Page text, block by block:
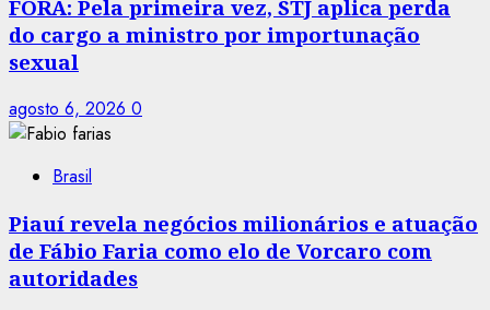
FORA: Pela primeira vez, STJ aplica perda
do cargo a ministro por importunação
sexual
agosto 6, 2026 0
Brasil
Piauí revela negócios milionários e atuação
de Fábio Faria como elo de Vorcaro com
autoridades